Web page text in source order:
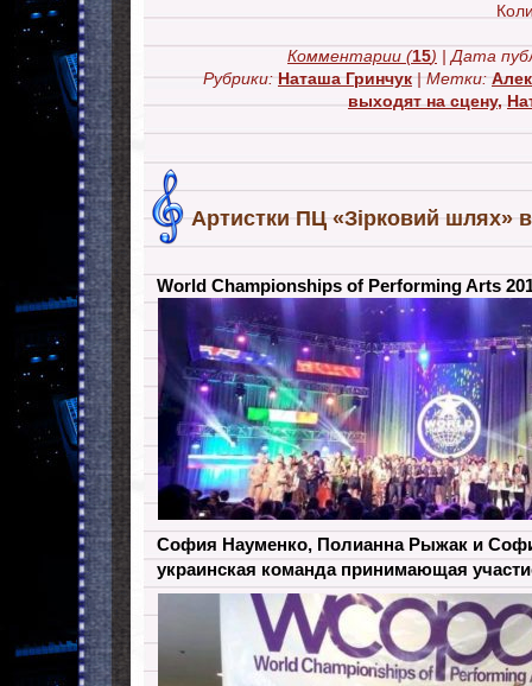
Комментарии (15) | Дата
Рубрики: Наташа Гринчук | Метки:
выходят на сцену,
Артистки ПЦ «Зірковий шлях»
World Championships of Performing Arts
София Науменко, Полианна Рыжак и
украинская команда принимающая